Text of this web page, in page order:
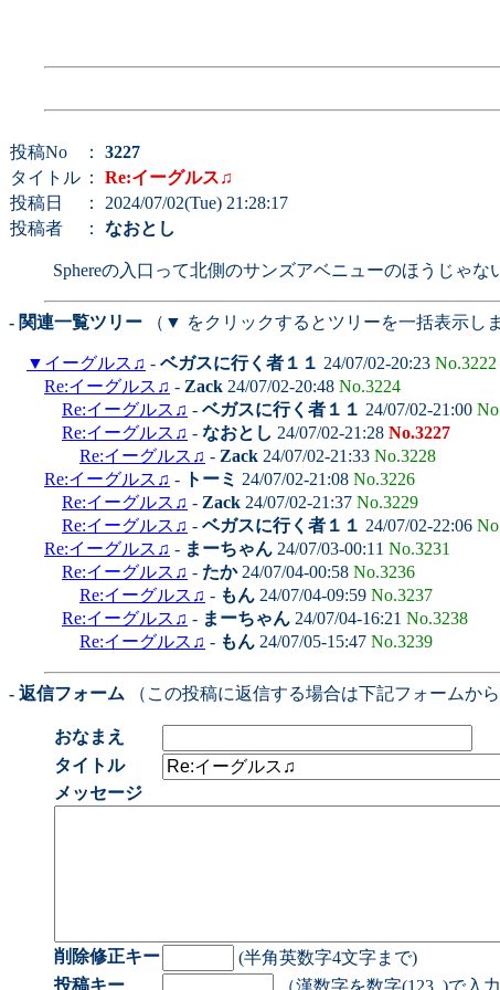
投稿No ： 3227
タイトル ： Re:イーグルス♫
投稿日
： 2024/07/02(Tue) 21:28:17
投稿者
： なおとし
Sphereの入口って北側のサンズアベニューのほうじゃ
- 関連一覧ツリー （▼ をクリックするとツリーを一括表示しま
▼ イーグルス♫ - ベガスに行く者１１ 24/07/02-20:23 No.3222
Re:イーグルス♫ - Zack 24/07/02-20:48 No.3224
Re:イーグルス♫ - ベガスに行く者１１ 24/07/02-21:00
Re:イーグルス♫ - なおとし 24/07/02-21:28 No.3227
Re:イーグルス♫ - Zack 24/07/02-21:33 No.3228
Re:イーグルス♫ - トーミ 24/07/02-21:08 No.3226
Re:イーグルス♫ - Zack 24/07/02-21:37 No.3229
Re:イーグルス♫ - ベガスに行く者１１ 24/07/02-22:06
Re:イーグルス♫ - まーちゃん 24/07/03-00:11 No.3231
Re:イーグルス♫ - たか24/07/04-00:58 No.3236
Re:イーグルス♫ - もん 24/07/04-09:59 No.3237
Re:イーグルス♫ - まーちゃん 24/07/04-16:21 No.3238
Re:イーグルス♫ - もん 24/07/05-15:47 No.3239
- 返信フォーム （この投稿に返信する場合は下記フォームか
おなまえ
タイトル
メッセージ
削除修正キー
(半角英数字4文字まで)
投稿キー
（漢数字を数字(123..)で入